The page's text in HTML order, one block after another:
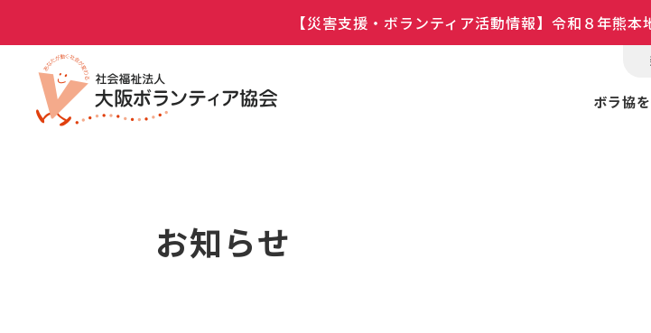
【災害支援・ボランティア活動情報】令和８年熊
ボラ協
お知らせ